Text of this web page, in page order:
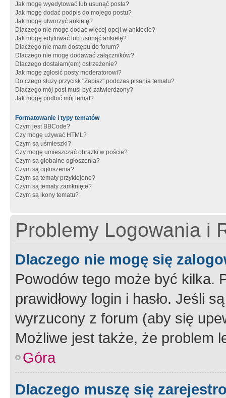
Jak mogę wyedytować lub usunąć posta?
Jak mogę dodać podpis do mojego postu?
Jak mogę utworzyć ankietę?
Dlaczego nie mogę dodać więcej opcji w ankiecie?
Jak mogę edytować lub usunąć ankietę?
Dlaczego nie mam dostępu do forum?
Dlaczego nie mogę dodawać załączników?
Dlaczego dostałam(em) ostrzeżenie?
Jak mogę zgłosić posty moderatorowi?
Do czego służy przycisk "Zapisz" podczas pisania tematu?
Dlaczego mój post musi być zatwierdzony?
Jak mogę podbić mój temat?
Formatowanie i typy tematów
Czym jest BBCode?
Czy mogę używać HTML?
Czym są uśmieszki?
Czy mogę umieszczać obrazki w poście?
Czym są globalne ogłoszenia?
Czym są ogłoszenia?
Czym są tematy przyklejone?
Czym są tematy zamknięte?
Czym są ikony tematu?
Problemy Logowania i
Dlaczego nie mogę się
Powodów tego może być kilka.
prawidłowy login i hasło. Jeśli
wyrzucony z forum (aby się
Możliwe jest także, że problem
Góra
Dlaczego muszę się